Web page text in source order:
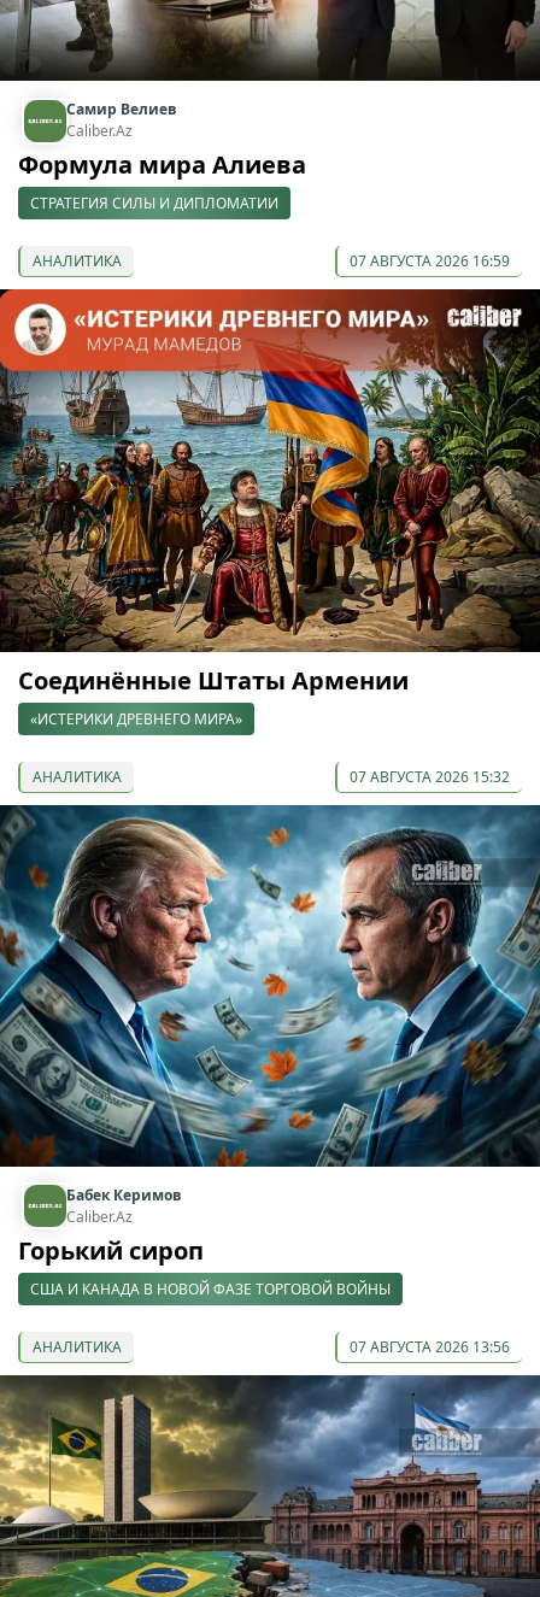
Самир Велиев
Caliber.Az
Формула мира Алиева
СТРАТЕГИЯ СИЛЫ И ДИПЛОМАТИИ
АНАЛИТИКА 07 АВГУСТА 2026 16:59
Соединённые Штаты Армении
«ИСТЕРИКИ ДРЕВНЕГО МИРА»
АНАЛИТИКА 07 АВГУСТА 2026 15:32
Бабек Керимов
Caliber.Az
Горький сироп
США И КАНАДА В НОВОЙ ФАЗЕ ТОРГОВОЙ ВОЙНЫ
АНАЛИТИКА 07 АВГУСТА 2026 13:56